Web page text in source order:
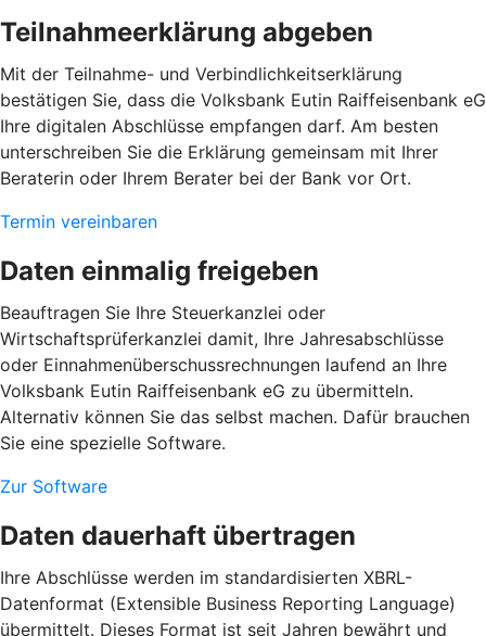
Teilnahmeerklärung abgeben
Mit der Teilnahme- und Verbindlichkeitserklärung
bestätigen Sie, dass die Volksbank Eutin Raiffeisenbank eG
Ihre digitalen Abschlüsse empfangen darf. Am besten
unterschreiben Sie die Erklärung gemeinsam mit Ihrer
Beraterin oder Ihrem Berater bei der Bank vor Ort.
Termin vereinbaren
Daten einmalig freigeben
Beauftragen Sie Ihre Steuerkanzlei oder
Wirtschaftsprüferkanzlei damit, Ihre Jahresabschlüsse
oder Einnahmenüberschussrechnungen laufend an Ihre
Volksbank Eutin Raiffeisenbank eG zu übermitteln.
Alternativ können Sie das selbst machen. Dafür brauchen
Sie eine spezielle Software.
Zur Software
Daten dauerhaft übertragen
Ihre Abschlüsse werden im standardisierten XBRL-
Datenformat (Extensible Business Reporting Language)
übermittelt. Dieses Format ist seit Jahren bewährt und